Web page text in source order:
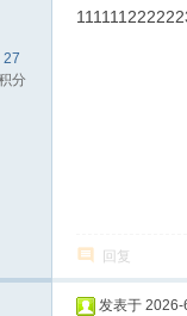
27
分
回复
发表于